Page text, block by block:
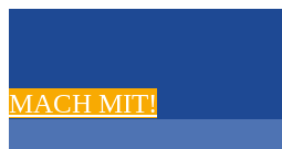
MACH MIT!